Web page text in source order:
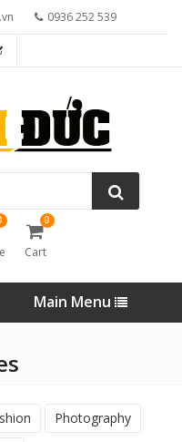
0936 252 539
0
Cart
Main Menu
Photography